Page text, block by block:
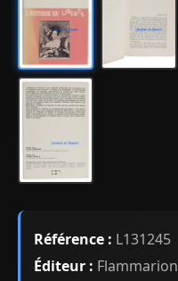
Référence : L131245
Éditeur : Flammarion